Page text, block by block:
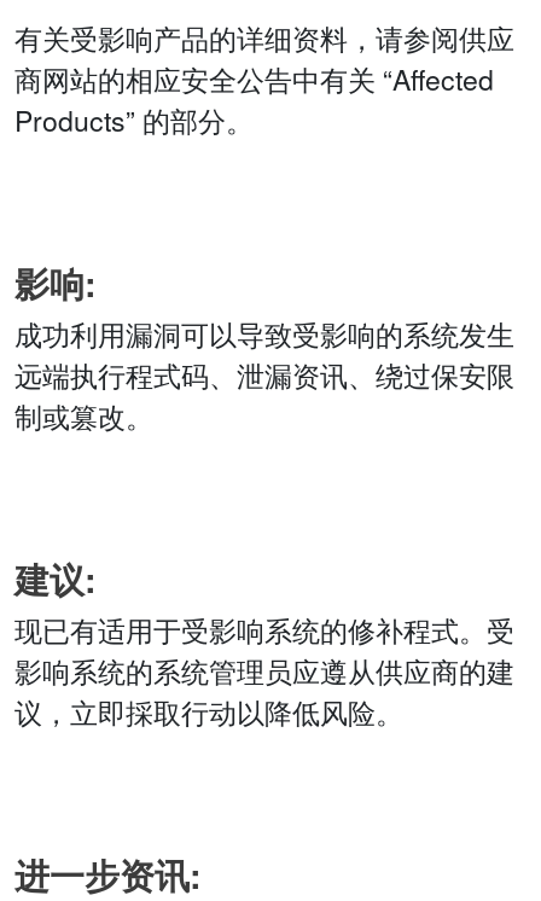
有关受影响产品的详细资料，请参阅供应
商网站的相应安全公告中有关 “Affected
Products” 的部分。
影响:
成功利用漏洞可以导致受影响的系统发生
远端执行程式码、泄漏资讯、绕过保安限
制或篡改。
建议:
现已有适用于受影响系统的修补程式。受
影响系统的系统管理员应遵从供应商的建
议，立即採取行动以降低风险。
进一步资讯: